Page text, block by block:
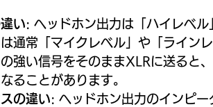
い: ヘッドホン出力は「ハイレベ
通常「マイクレベル」や「ライン
強い信号をそのままXLRに送ると
ることがあります。
の違い: ヘッドホン出力のインピ